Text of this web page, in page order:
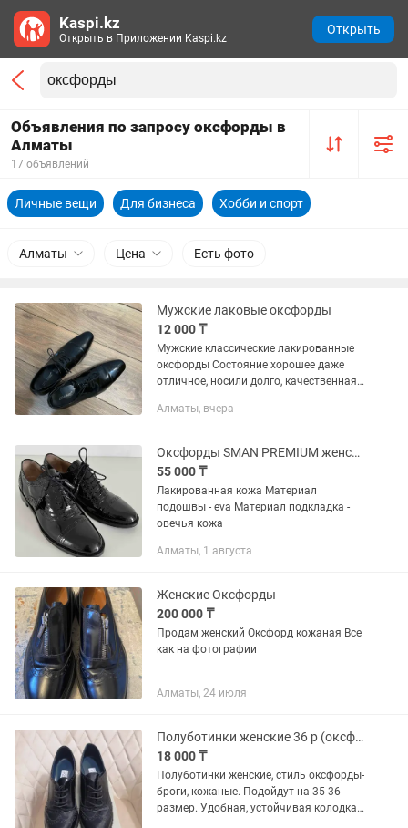
Объявления по запросу оксфорды в
Алматы
17 объявлений
Личные вещи Для бизнеса Хобби и спорт
Алматы Цена Есть фото
Мужские лаковые оксфорды
12 000 ₸
Мужские классические лакированные
оксфорды Состояние хорошее даже
отличное, носили долго, качественная
Алматы, вчера
Оксфорды SMAN PREMIUM женские
55 000 ₸
Лакированная кожа Материал
подошвы - eva Материал подкладка -
овечья кожа
Алматы, 1 августа
Женские Оксфорды
200 000 ₸
Продам женский Оксфорд кожаная Все
как на фотографии
Алматы, 24 июля
Полуботинки женские 36 р (оксфорды-броги)
18 000 ₸
Полуботинки женские, стиль оксфорды-
броги, кожаные. Подойдут на 35-36
размер. Удобная, устойчивая колодка,
Kaspi.kz
Открыть в Приложении Kaspi.kz
Открыть